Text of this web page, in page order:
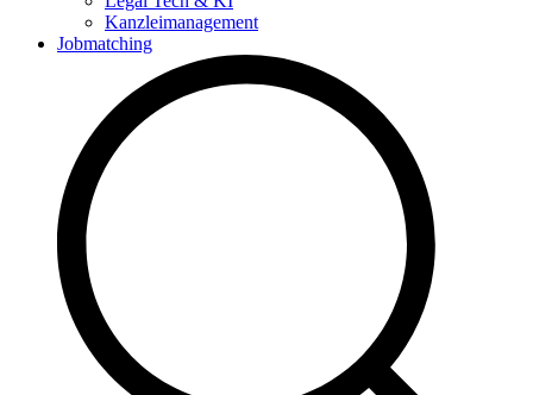
Kanzleimanagement
Jobmatching